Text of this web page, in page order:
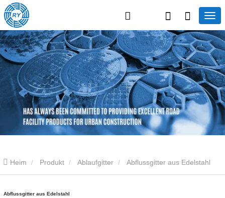
Heim Produkt Ablaufgitter Abflussgitter aus Edelstahl
Abflussgitter aus Edelstahl